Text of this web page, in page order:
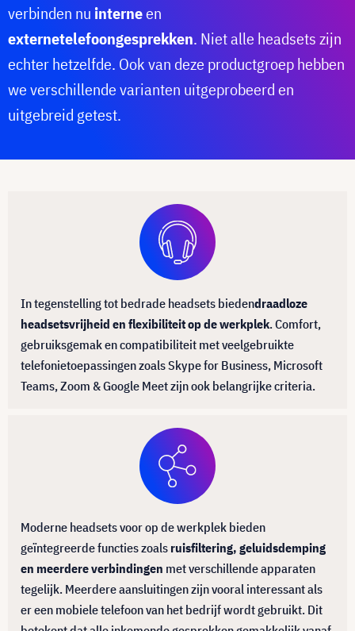
verbinden nu interneen
externetelefoongesprekken. Niet alle headsets zijn
echter hetzelfde. Ook van deze productgroep hebben
we verschillende varianten uitgeprobeerd en
uitgebreid getest.
In tegenstelling tot bedrade headsets biedendraadloze
headsetsvrijheid en flexibiliteit op de werkplek. Comfort,
gebruiksgemak en compatibiliteit met veelgebruikte
telefonietoepassingen zoals Skype for Business, Microsoft
Teams, Zoom & Google Meet zijn ook belangrijke criteria.
Moderne headsets voor op de werkplek bieden
geïntegreerde functies zoals ruisfiltering, geluidsdemping
en meerdere verbindingen met verschillende apparaten
tegelijk. Meerdere aansluitingen zijn vooral interessant als
er een mobiele telefoon van het bedrijf wordt gebruikt. Dit